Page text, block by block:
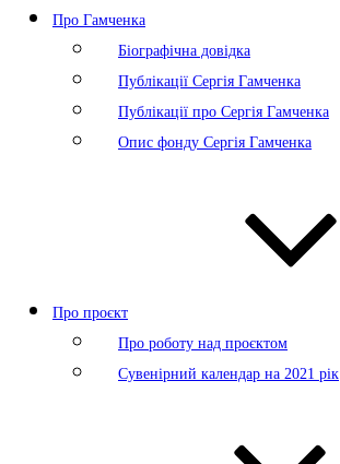
Про Гамченка
Біографічна довідка
Публікації Сергія Гамченка
Публікації про Сергія Гамченка
Опис фонду Сергія Гамченка
Про проєкт
Про роботу над проєктом
Сувенірний календар на 2021 рік